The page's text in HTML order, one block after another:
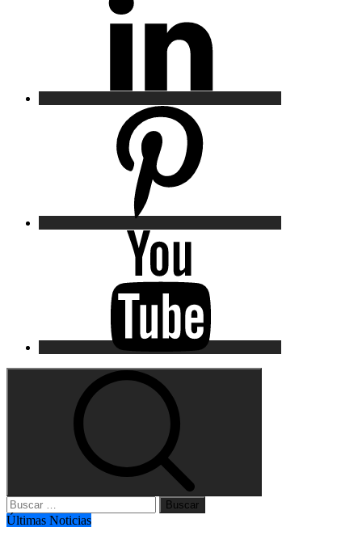
Buscar:
Últimas Noticias